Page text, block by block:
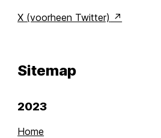
X (voorheen Twitter)
Sitemap
2023
Home